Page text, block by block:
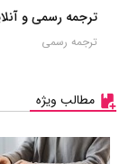
ترجمه رسمی و
ترجمه رسمی
مطالب ویژه